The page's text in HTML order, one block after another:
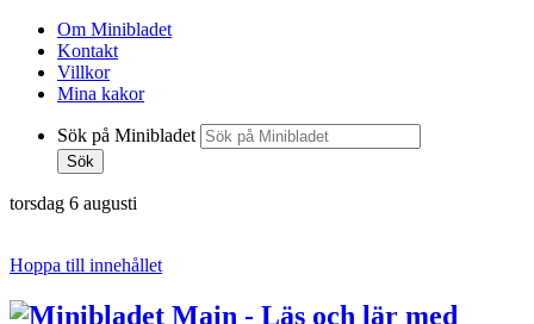
Om Minibladet
Kontakt
Villkor
Mina kakor
Sök på Minibladet
Sök
torsdag 6 augusti
Hoppa till innehållet